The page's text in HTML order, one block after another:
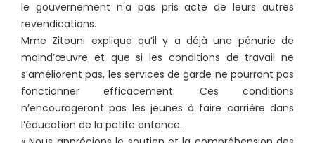
le gouvernement n'a pas pris acte de leurs autres
revendications.
Mme Zitouni explique qu’il y a déjà une pénurie de
maind’œuvre et que si les conditions de travail ne
s’améliorent pas, les services de garde ne pourront pas
fonctionner efficacement. Ces conditions
n’encourageront pas les jeunes à faire carrière dans
l’éducation de la petite enfance.